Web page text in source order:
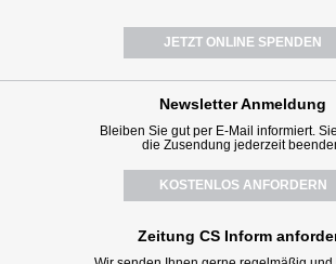
JETZT ONLINE SPENDEN
NewsletterAnmeldung
Bleiben Sie gut per E-Mail informiert.
die Zusendung jederzeit
KOSTENLOS ANFORDERN
Zeitung CS Inform